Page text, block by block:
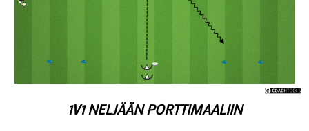
1V1 NELJÄÄN PORTTIMAALIIN